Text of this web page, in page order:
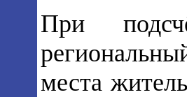
При
места